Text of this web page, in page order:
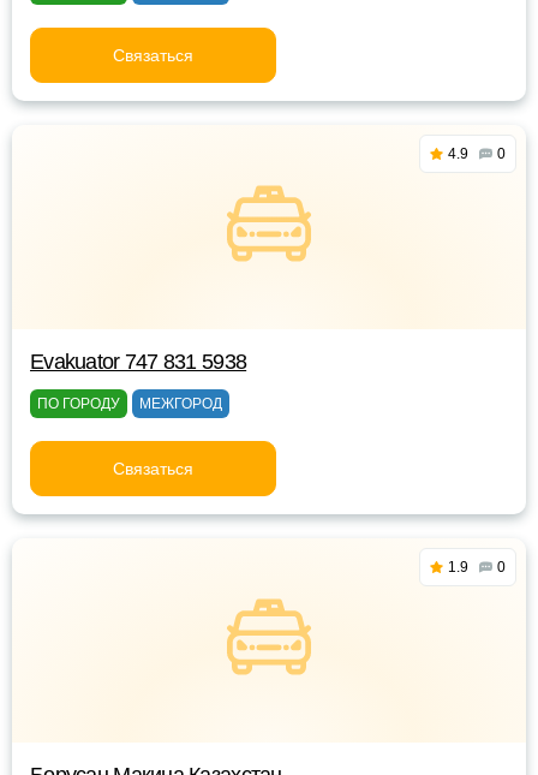
Связаться
4.9 0
Evakuator 747 831 5938
ПО ГОРОДУ МЕЖГОРОД
Связаться
1.9 0